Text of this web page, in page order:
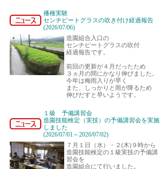
播種実験
センチピートグラスの吹き付け経過報告
(2026/07/06)
造園組合入口の
センチピートグラスの吹付
経過報告です。
前回の更新が４月だったため
３ヵ月の間にかなり伸びました。
今年は梅雨入りが早く
また、しっかりと雨が降るため
伸びだすと早いようです。
１級 予備講習会
造園技能検定（実技）の予備講習会を実施
しました
(2026/07/01～2026/07/02)
７月１日（水）・２(木)９時から
造園技能検定の１級実技の予備講
習会を
造園組合にて行いました。